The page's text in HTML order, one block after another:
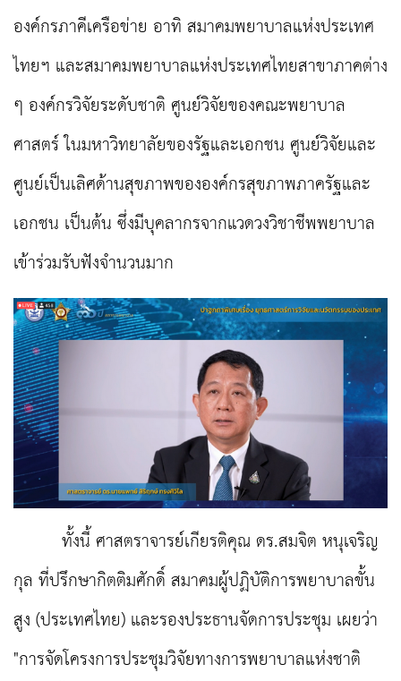
องค์กรภาคีเครือข่าย อาทิ สมาคมพยาบาลแห่งประเทศ
ไทยฯ และสมาคมพยาบาลแห่งประเทศไทยสาขาภาคต่าง
ๆ องค์กรวิจัยระดับชาติ ศูนย์วิจัยของคณะพยาบาล
ศาสตร์ ในมหาวิทยาลัยของรัฐและเอกชน ศูนย์วิจัยและ
ศูนย์เป็นเลิศด้านสุขภาพขององค์กรสุขภาพภาครัฐและ
เอกชน เป็นต้น ซึ่งมีบุคลากรจากแวดวงวิชาชีพพยาบาล
เข้าร่วมรับฟังจำนวนมาก
ทั้งนี้ ศาสตราจารย์เกียรติคุณ ดร.สมจิต หนุเจริญ
กุล ที่ปรึกษากิตติมศักดิ์ สมาคมผู้ปฏิบัติการพยาบาลขั้น
สูง (ประเทศไทย) และรองประธานจัดการประชุม เผยว่า
"การจัดโครงการประชุมวิจัยทางการพยาบาลแห่งชาติ